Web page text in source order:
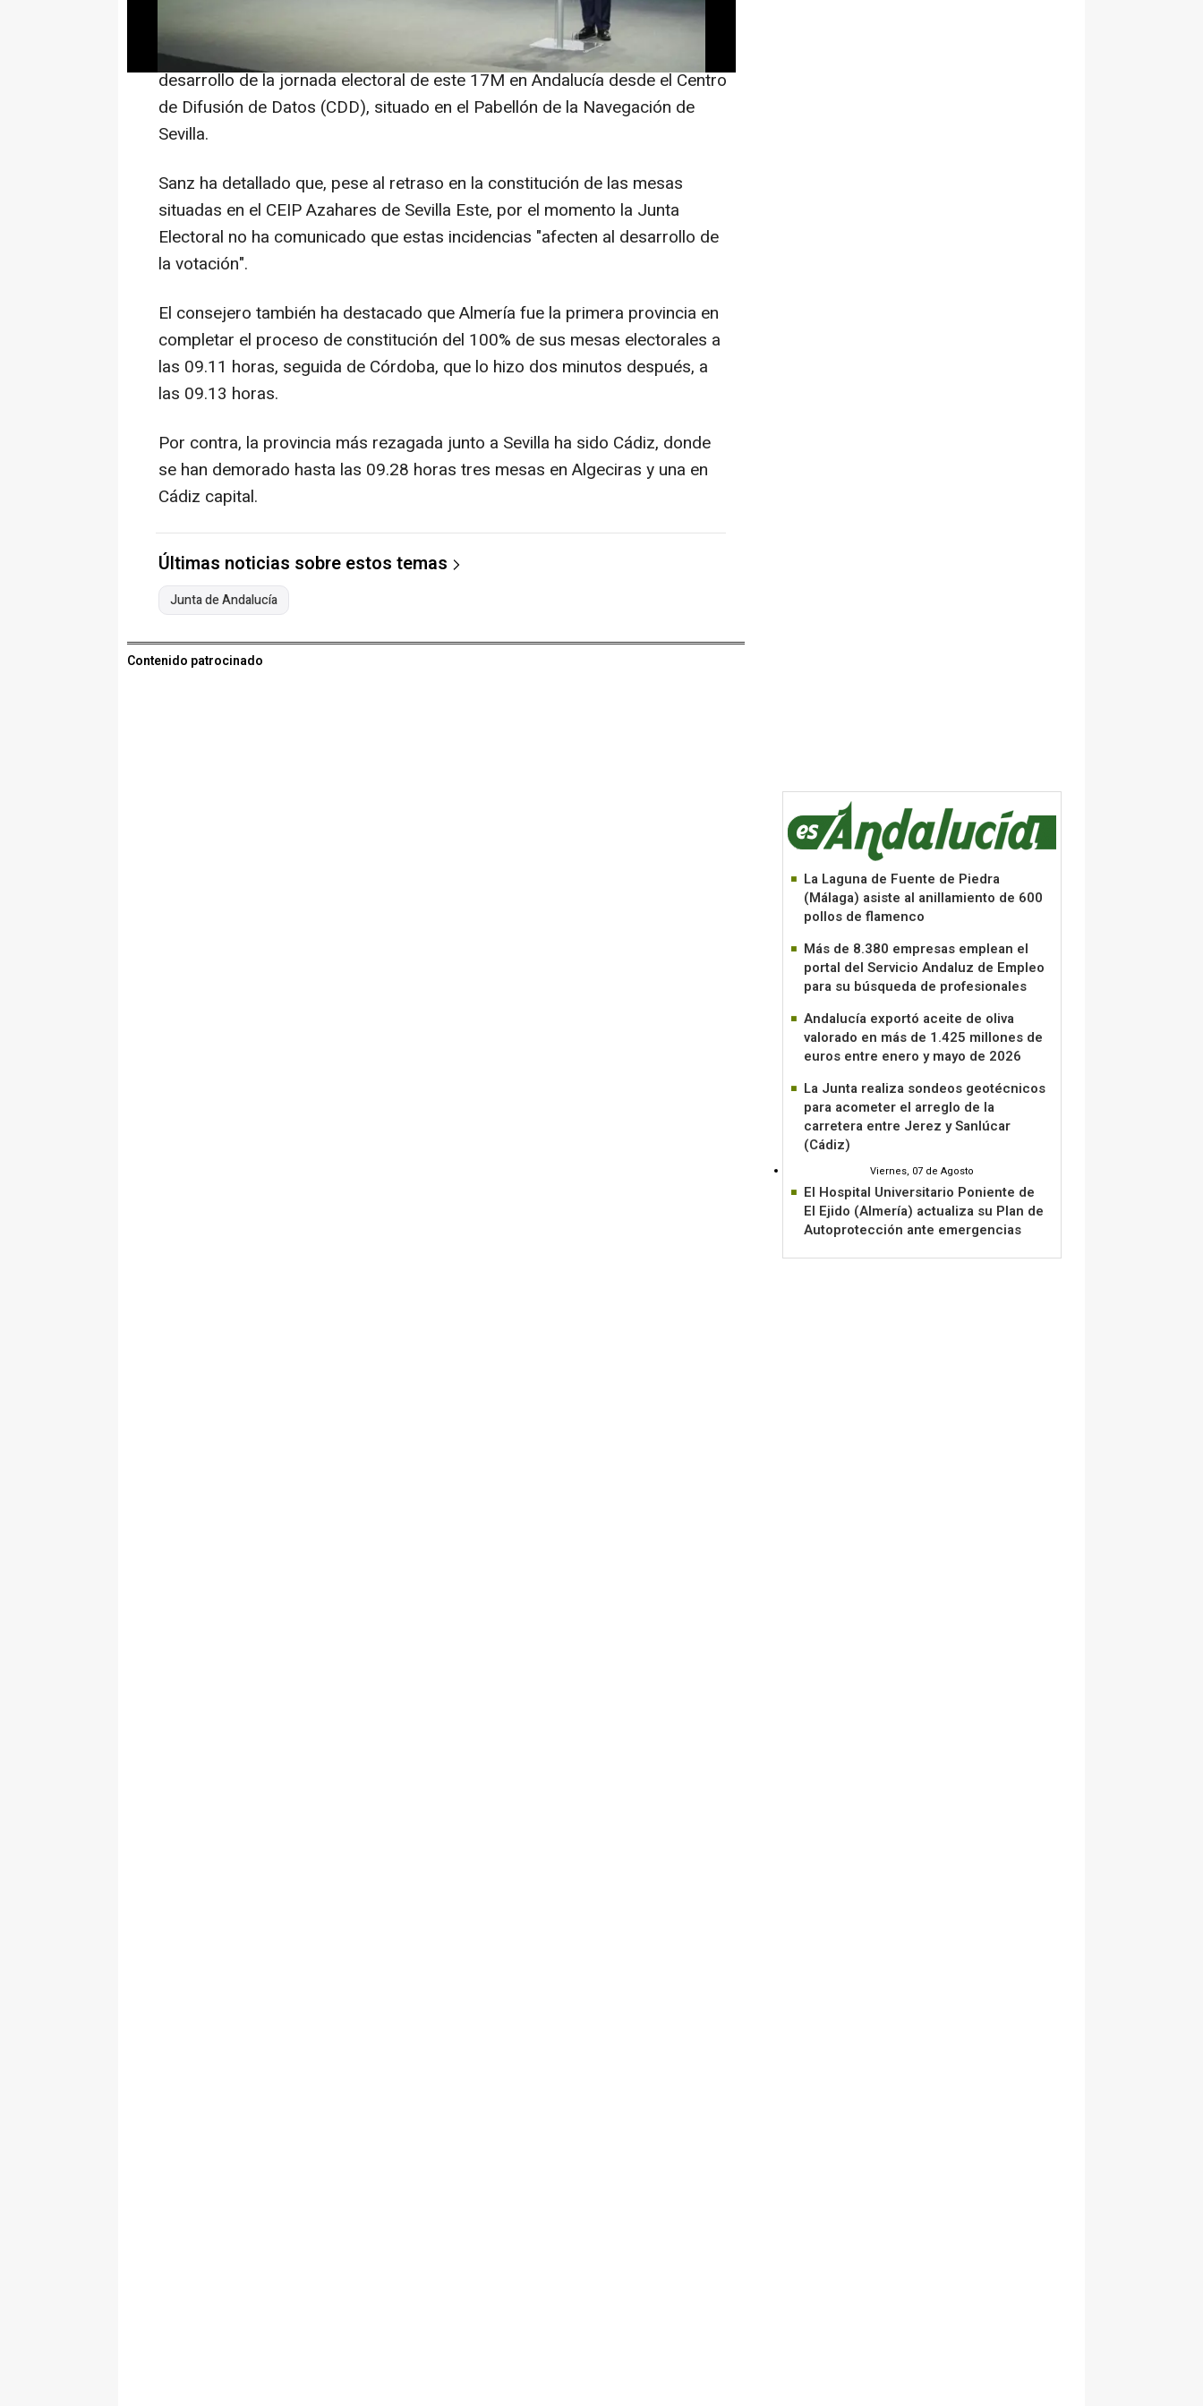
Así lo ha trasladado el consejero de Sanidad, Presidencia y Emergencias,
Antonio Sanz, en su primera comparecencia para informar sobre el
desarrollo de la jornada electoral de este 17M en Andalucía desde el Centro
de Difusión de Datos (CDD), situado en el Pabellón de la Navegación de
Sevilla.
Sanz ha detallado que, pese al retraso en la constitución de las mesas
situadas en el CEIP Azahares de Sevilla Este, por el momento la Junta
Electoral no ha comunicado que estas incidencias "afecten al desarrollo de
la votación".
El consejero también ha destacado que Almería fue la primera provincia en
completar el proceso de constitución del 100% de sus mesas electorales a
las 09.11 horas, seguida de Córdoba, que lo hizo dos minutos después, a
las 09.13 horas.
Por contra, la provincia más rezagada junto a Sevilla ha sido Cádiz, donde
se han demorado hasta las 09.28 horas tres mesas en Algeciras y una en
Cádiz capital.
Últimas noticias sobre estos temas
Junta de Andalucía
Contenido patrocinado
La Laguna de Fuente de Piedra
(Málaga) asiste al anillamiento de 600
pollos de flamenco
Más de 8.380 empresas emplean el
portal del Servicio Andaluz de Empleo
para su búsqueda de profesionales
Andalucía exportó aceite de oliva
valorado en más de 1.425 millones de
euros entre enero y mayo de 2026
La Junta realiza sondeos geotécnicos
para acometer el arreglo de la
carretera entre Jerez y Sanlúcar
(Cádiz)
Viernes, 07 de Agosto
El Hospital Universitario Poniente de
El Ejido (Almería) actualiza su Plan de
Autoprotección ante emergencias